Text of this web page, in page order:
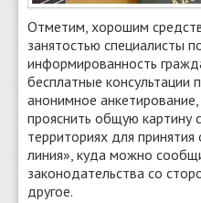
Отметим, хорошим
занятостью специалисты
информированность
бесплатные консультации
анонимное
прояснить общую картину
территориях для
линия», куда можно
законодательства со
другое.